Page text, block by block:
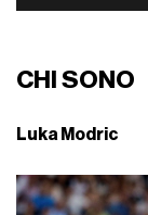
CHI SONO
Luka Modric